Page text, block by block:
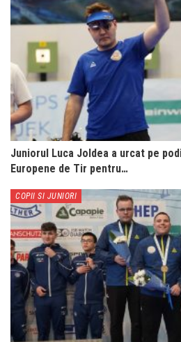
Juniorul Luca Joldea a urcat pe
Europene de Tir pentru…
COPII SI JUNIORI